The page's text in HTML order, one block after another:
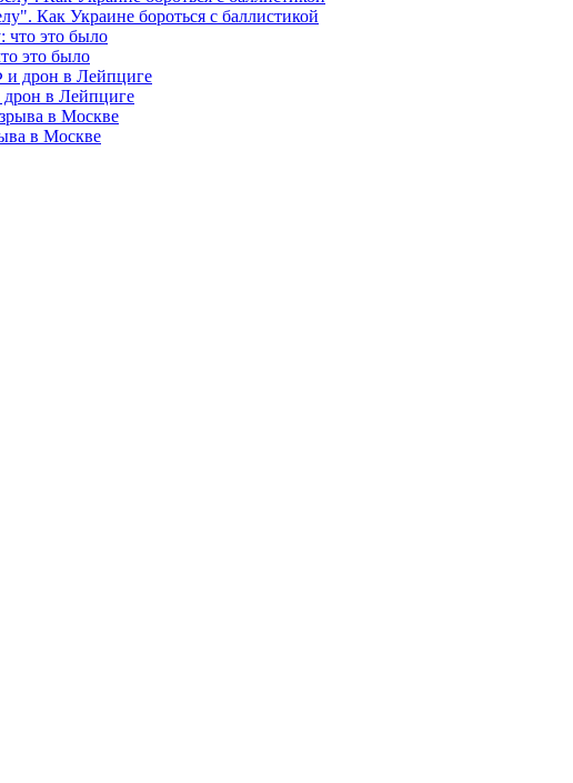
Как Украине бороться с баллистикой
это было
в Лейпциге
в Москве